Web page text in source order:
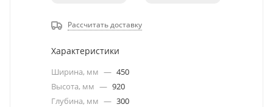
Рассчитать доставку
Характеристики
Ширина, мм — 450
Высота, мм — 920
Глубина, мм — 300